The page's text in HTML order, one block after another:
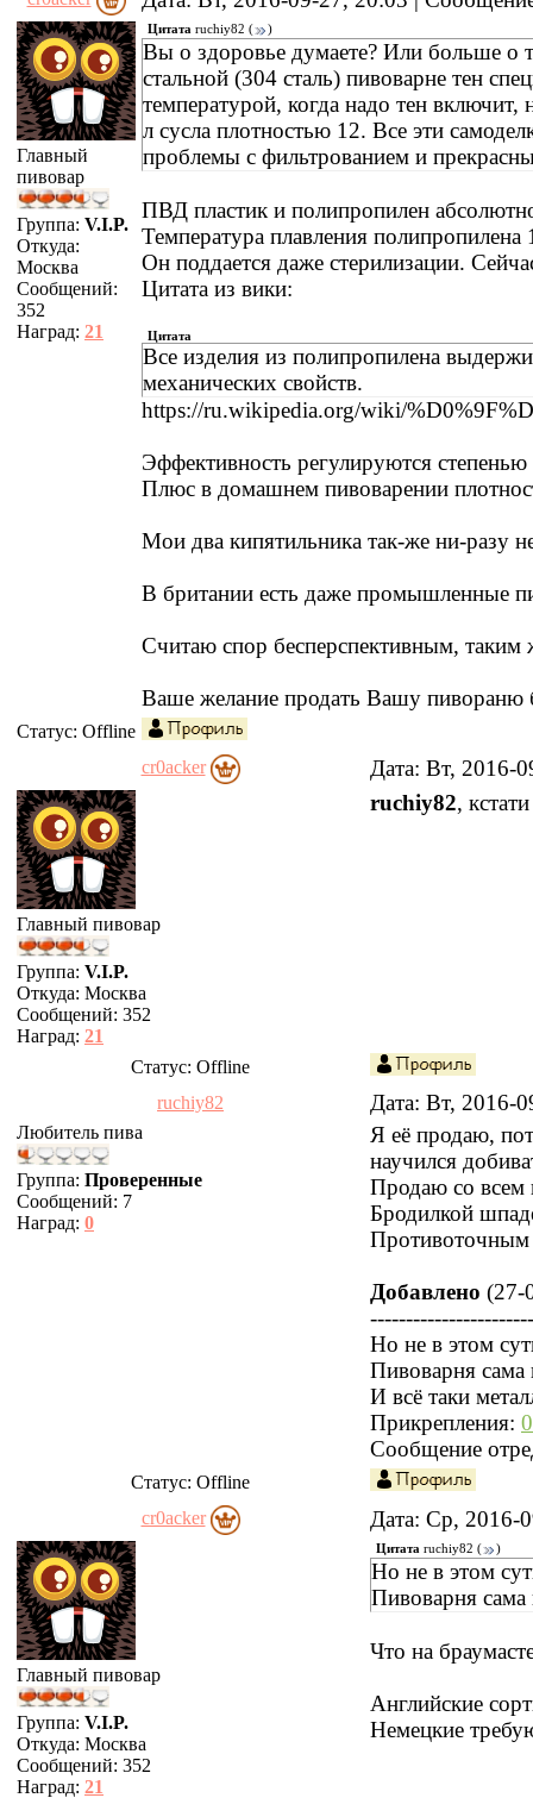
Главный
пивовар
Группа: V.I.P.
Откуда:
Москва
Сообщений:
352
Наград: 21
Цитата ruchiy82 ( )
Вы о здоровье думаете? Или больше о
стальной (304 сталь) пивоварне тен
температурой, когда надо тен
л сусла плотностью 12. Все эти
проблемы с фильтрованием и
ПВД пластик и полипропилен
Температура плавления полипропилена
Он поддается даже стерилизации.
Цитата из вики:
Цитата
Все изделия из полипропилена
механических свойств.
https://ru.wikipedia.org/wiki/
Эффективность регулируются
Плюс в домашнем пивоварении
Мои два кипятильника так-же ни-разу
В британии есть даже промышленные
Считаю спор бесперспективным,
Ваше желание продать Вашу пивораню
Статус: Offline
cr0acker
Дата: Вт, 2016-
Главный пивовар
Группа: V.I.P.
Откуда: Москва
Сообщений: 352
Наград: 21
ruchiy82,
Статус: Offline
ruchiy82
Дата: Вт, 2016-
Любитель пива
Группа: Проверенные
Сообщений: 7
Наград: 0
Я её продаю,
научился
Продаю со всем
Бродилкой
Противоточным
Добавлено (27-
Но не в этом
Пивоварня сама
И всё таки
Прикрепления:
Сообщение
Статус: Offline
cr0acker
Дата: Ср, 2016-
Главный пивовар
Группа: V.I.P.
Откуда: Москва
Сообщений: 352
Наград: 21
Цитата ruchiy82 ( )
Но не в этом
Пивоварня сама
Что на
Английские
Немецкие